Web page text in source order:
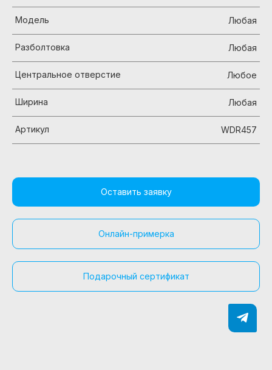
Модель Любая
Разболтовка Любая
Центральное отверстие Любое
Ширина Любая
Артикул WDR457
Оставить заявку
Онлайн-примерка
Подарочный сертификат